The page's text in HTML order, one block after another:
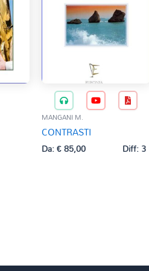
MANGANI M.
CONTRASTI
Da:€85,00 Diff: 3